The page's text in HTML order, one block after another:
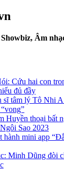
Âm
Cứu hai con
đủ đầy
tâm lý Tô Nhi
Huyền thoại bất
Sao 2023
mini app
Minh Dũng đòi